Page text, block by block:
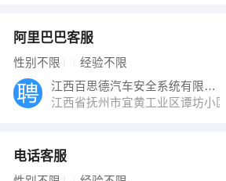
阿里巴巴客服
性别不限 经验不限
江西百思德汽车安全系统有限公司
江西省抚州市宜黄工业区谭坊小区
电话客服